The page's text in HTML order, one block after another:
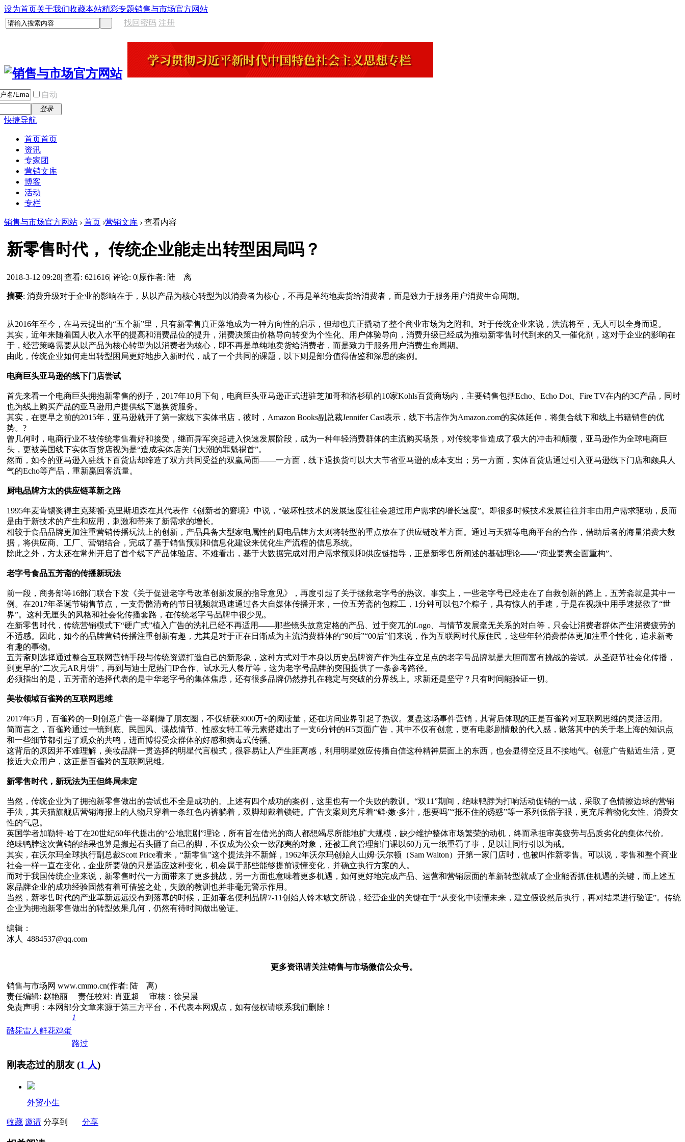
设为首页关于我们收藏本站精彩专题销售与市场官方网站
找回密码 注册
自动
登录
快捷导航
首页首页
资讯
专家团
营销文库
博客
活动
专栏
销售与市场官方网站 › 首页 ›营销文库 › 查看内容
新零售时代， 传统企业能走出转型困局吗？
2018-3-12 09:28| 查看: 621616| 评论: 0|原作者: 陆 离
摘要: 消费升级对于企业的影响在于，从以产品为核心转型为以消费者为核心，不再是单纯地卖货给消费者，而是致力于服务用户消费生命周期。
从2016年至今，在马云提出的“五个新”里，只有新零售真正落地成为一种方向性的启示，但却也真正撬动了整个商业市场为之附和。对于传统企业来说，洪流将至，无人可以全身而退。
其实，近年来随着国人收入水平的提高和消费品位的提升，消费决策由价格导向转变为个性化、用户体验导向，消费升级已经成为推动新零售时代到来的又一催化剂，这对于企业的影响在
于，经营策略需要从以产品为核心转型为以消费者为核心，即不再是单纯地卖货给消费者，而是致力于服务用户消费生命周期。
由此，传统企业如何走出转型困局更好地步入新时代，成了一个共同的课题，以下则是部分值得借鉴和深思的案例。
电商巨头亚马逊的线下门店尝试
首先来看一个电商巨头拥抱新零售的例子，2017年10月下旬，电商巨头亚马逊正式进驻芝加哥和洛杉矶的10家Kohls百货商场内，主要销售包括Echo、Echo Dot、Fire TV在内的3C产品，同时
也为线上购买产品的亚马逊用户提供线下退换货服务。
其实，在更早之前的2015年，亚马逊就开了第一家线下实体书店，彼时，Amazon Books副总裁Jennifer Cast表示，线下书店作为Amazon.com的实体延伸，将集合线下和线上书籍销售的优
势。?
曾几何时，电商行业不被传统零售看好和接受，继而异军突起进入快速发展阶段，成为一种年轻消费群体的主流购买场景，对传统零售造成了极大的冲击和颠覆，亚马逊作为全球电商巨
头，更被美国线下实体百货店视为是“造成实体店关门大潮的罪魁祸首”。
然而，如今的亚马逊入驻线下百货店却缔造了双方共同受益的双赢局面——一方面，线下退换货可以大大节省亚马逊的成本支出；另一方面，实体百货店通过引入亚马逊线下门店和颇具人
气的Echo等产品，重新赢回客流量。
厨电品牌方太的供应链革新之路
1995年麦肯锡奖得主克莱顿·克里斯坦森在其代表作《创新者的窘境》中说，“破坏性技术的发展速度往往会超过用户需求的增长速度”。即很多时候技术发展往往并非由用户需求驱动，反而
是由于新技术的产生和应用，刺激和带来了新需求的增长。
相较于食品品牌更加注重营销传播玩法上的创新，产品具备大型家电属性的厨电品牌方太则将转型的重点放在了供应链改革方面。通过与天猫等电商平台的合作，借助后者的海量消费大数
据，将供应商、工厂、营销结合，完成了基于销售预测和信息化建设来优化生产流程的信息系统。
除此之外，方太还在常州开启了首个线下产品体验店。不难看出，基于大数据完成对用户需求预测和供应链指导，正是新零售所阐述的基础理论——“商业要素全面重构”。
老字号食品五芳斋的传播新玩法
前一段，商务部等16部门联合下发《关于促进老字号改革创新发展的指导意见》，再度引起了关于拯救老字号的热议。事实上，一些老字号已经走在了自救创新的路上，五芳斋就是其中一
例。在2017年圣诞节销售节点，一支骨骼清奇的节日视频就迅速通过各大自媒体传播开来，一位五芳斋的包粽工，1分钟可以包7个粽子，具有惊人的手速，于是在视频中用手速拯救了“世
界”。这种无厘头的风格和社会化传播套路，在传统老字号品牌中很少见。
在新零售时代，传统营销模式下“硬广式”植入广告的洗礼已经不再适用——那些镜头故意定格的产品、过于突兀的Logo、与情节发展毫无关系的对白等，只会让消费者群体产生消费疲劳的
不适感。因此，如今的品牌营销传播注重创新有趣，尤其是对于正在日渐成为主流消费群体的“90后”“00后”们来说，作为互联网时代原住民，这些年轻消费群体更加注重个性化，追求新奇
有趣的事物。
五芳斋则选择通过整合互联网营销手段与传统资源打造自己的新形象，这种方式对于本身以历史品牌资产作为生存立足点的老字号品牌就是大胆而富有挑战的尝试。从圣诞节社会化传播，
到更早的“二次元AR月饼”，再到与迪士尼热门IP合作、试水无人餐厅等，这为老字号品牌的突围提供了一条参考路径。
必须指出的是，五芳斋的选择代表的是中华老字号的集体焦虑，还有很多品牌仍然挣扎在稳定与突破的分界线上。求新还是坚守？只有时间能验证一切。
美妆领域百雀羚的互联网思维
2017年5月，百雀羚的一则创意广告一举刷爆了朋友圈，不仅斩获3000万+的阅读量，还在坊间业界引起了热议。复盘这场事件营销，其背后体现的正是百雀羚对互联网思维的灵活运用。
简而言之，百雀羚通过一镜到底、民国风、谍战情节、性感女特工等元素搭建出了一支6分钟的H5页面广告，其中不仅有创意，更有电影剧情般的代入感，散落其中的关于老上海的知识点
和一些细节都引起了观众的共鸣，进而博得受众群体的好感和病毒式传播。
这背后的原因并不难理解，美妆品牌一贯选择的明星代言模式，很容易让人产生距离感，利用明星效应传播自信这种精神层面上的东西，也会显得空泛且不接地气。创意广告贴近生活，更
接近大众用户，这正是百雀羚的互联网思维。
新零售时代，新玩法为王但终局未定
当然，传统企业为了拥抱新零售做出的尝试也不全是成功的。上述有四个成功的案例，这里也有一个失败的教训。“双11”期间，绝味鸭脖为打响活动促销的一战，采取了色情擦边球的营销
手法，其天猫旗舰店营销海报上的人物只穿着一条红色内裤躺着，双脚却戴着锁链。广告文案则充斥着“鲜·嫩·多汁，想要吗”“抵不住的诱惑”等一系列低俗字眼，更充斥着物化女性、消费女
性的气息。
英国学者加勒特·哈丁在20世纪60年代提出的“公地悲剧”理论，所有旨在借光的商人都想竭尽所能地扩大规模，缺少维护整体市场繁荣的动机，终而承担审美疲劳与品质劣化的集体代价。
绝味鸭脖这次营销的结果也算是搬起石头砸了自己的脚，不仅成为公众一致鄙夷的对象，还被工商管理部门课以60万元一纸重罚了事，足以让同行引以为戒。
其实，在沃尔玛全球执行副总裁Scott Price看来，“新零售”这个提法并不新鲜，1962年沃尔玛创始人山姆·沃尔顿（Sam Walton）开第一家门店时，也被叫作新零售。可以说，零售和整个商业
社会一样一直在变化，企业所要做的只是适应这种变化，机会属于那些能够提前读懂变化，并确立执行方案的人。
而对于我国传统企业来说，新零售时代一方面带来了更多挑战，另一方面也意味着更多机遇，如何更好地完成产品、运营和营销层面的革新转型就成了企业能否抓住机遇的关键，而上述五
家品牌企业的成功经验固然有着可借鉴之处，失败的教训也并非毫无警示作用。
当然，新零售时代的产业革新远远没有到落幕的时候，正如著名便利品牌7-11创始人铃木敏文所说，经营企业的关键在于“从变化中读懂未来，建立假设然后执行，再对结果进行验证”。传统
企业为拥抱新零售做出的转型效果几何，仍然有待时间做出验证。
编辑：
冰人 4884537@qq.com
更多资讯请关注销售与市场微信公众号。
销售与市场网 www.cmmo.cn(作者: 陆 离)
责任编辑: 赵艳丽 责任校对: 肖亚超 审核：徐昊晨
免责声明：本网部分文章来源于第三方平台，不代表本网观点，如有侵权请联系我们删除！
酷毙雷人 鲜花鸡蛋
1
路过
刚表态过的朋友 (1 人)
外贸小生
收藏 邀请 分享到 分享